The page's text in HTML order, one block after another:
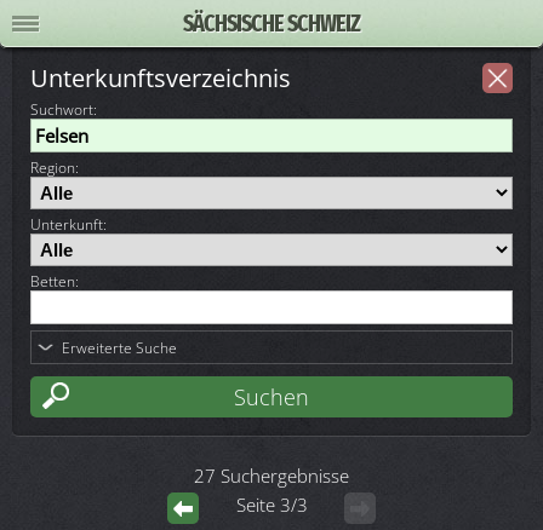
SÄCHSISCHE SCHWEIZ
Unterkunftsverzeichnis
Suchwort:
Region:
Unterkunft:
Betten:
Erweiterte Suche
27 Suchergebnisse
Seite 3/3